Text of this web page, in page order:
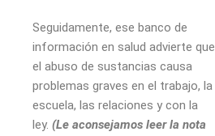
Seguidamente, ese banco de
información en salud advierte que
el abuso de sustancias causa
problemas graves en el trabajo, la
escuela, las relaciones y con la
ley. (Le aconsejamos leer la nota